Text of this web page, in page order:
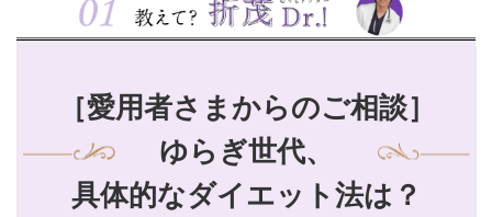
［愛用者さまからのご相談］
ゆらぎ世代、
具体的なダイエット法は？